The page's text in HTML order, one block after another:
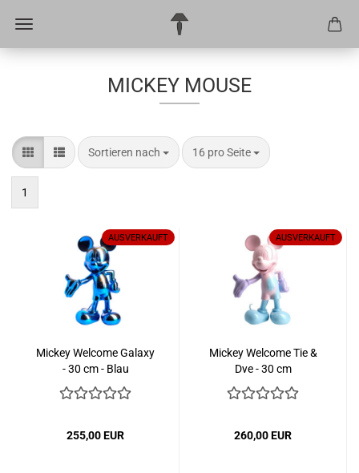
MICKEY MOUSE
Sortieren nach
Sortieren nach 16 pro Seite
pro Seite
1
AUSVERKAUFT
Mickey Welcome Galaxy
- 30 cm - Blau
255,00 EUR
AUSVERKAUFT
Mickey Welcome Tie &
Dye - 30 cm
260,00 EUR